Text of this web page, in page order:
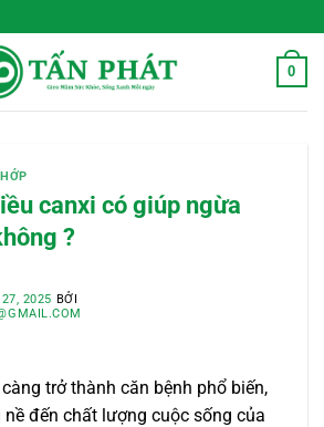
0
canxi có giúp ngừa
?
2025 BỞI
trở thành căn bệnh phổ biến,
đến chất lượng cuộc sống của